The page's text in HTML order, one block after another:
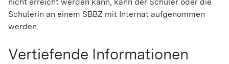
Schülerin an einem SBBZ mit Internat aufgenommen
werden.
Vertiefende Informationen